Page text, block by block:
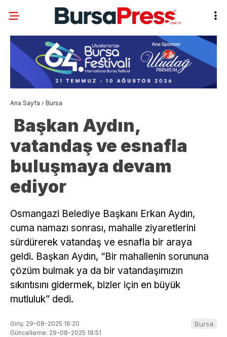
Ana Sayfa › Bursa
Başkan Aydın,
vatandaş ve esnafla
buluşmaya devam
ediyor
Osmangazi Belediye Başkanı Erkan Aydın,
cuma namazı sonrası, mahalle ziyaretlerini
sürdürerek vatandaş ve esnafla bir araya
geldi. Başkan Aydın, “Bir mahallenin sorununa
çözüm bulmak ya da bir vatandaşımızın
sıkıntısını gidermek, bizler için en büyük
mutluluk” dedi.
Giriş: 29-08-2025 16:20
Güncelleme: 29-08-2025 18:51
Bursa